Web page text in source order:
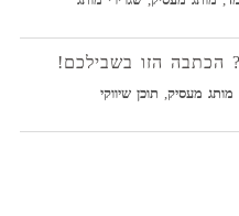
מותג מעסיק, תוכן שיווקי